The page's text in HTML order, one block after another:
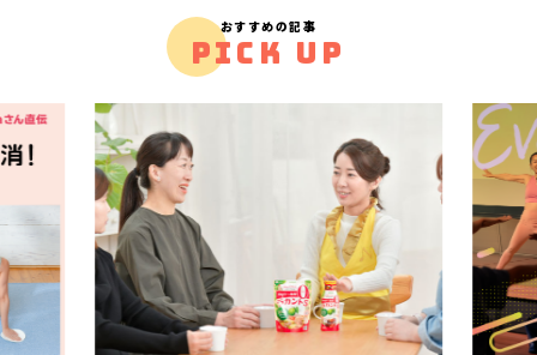
おすすめの記事
PICK UP